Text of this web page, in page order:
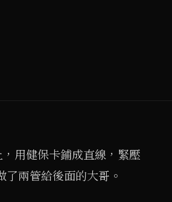
用健保卡鋪成直線，緊壓
兩管給後面的大哥。